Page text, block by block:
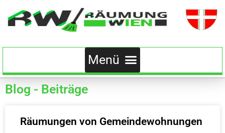
Blog - Beiträge
Räumungen von Gemeindewohnungen